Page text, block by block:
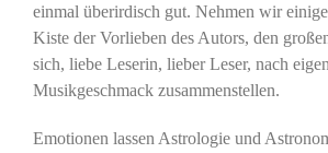
einmal überirdisch gut. Nehmen wir
Kiste der Vorlieben des Autors, den
sich, liebe Leserin, lieber Leser, nach
Musikgeschmack zusammenstellen.
Emotionen lassen Astrologie und